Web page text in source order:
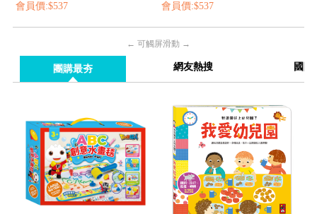
會員價:$537
會員價:$537
← 可觸屏滑動 →
團購最夯 網友熱搜 國際